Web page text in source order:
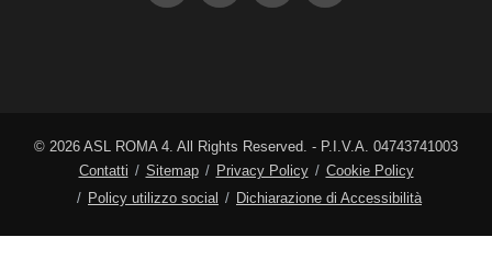
© 2026 ASL ROMA 4. All Rights Reserved. - P.I.V.A. 04743741003
Contatti
Sitemap Privacy Policy
Cookie Policy
Policy utilizzo social
Dichiarazione di Accessibilità